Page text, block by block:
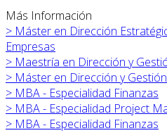
Más Información
> Máster en Dirección
Empresas
> Maestría en Dirección y
> Máster en Dirección y
> MBA - Especialidad Finanzas
> MBA - Especialidad Project
> MBA - Especialidad Finanzas